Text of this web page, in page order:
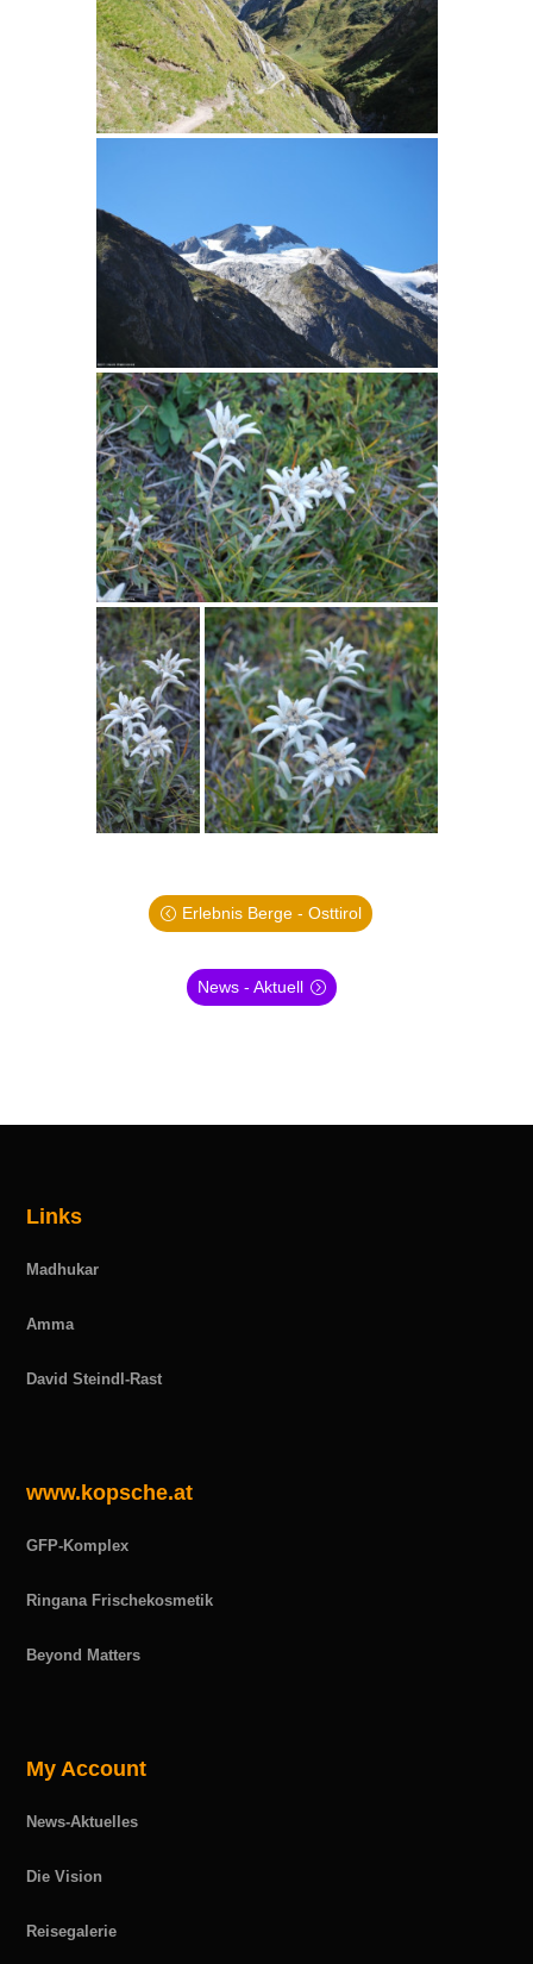
Erlebnis Berge - Osttirol
News - Aktuell
Links
Madhukar
Amma
David Steindl-Rast
www.kopsche.at
GFP-Komplex
Ringana Frischekosmetik
Beyond Matters
My Account
News-Aktuelles
Die Vision
Reisegalerie